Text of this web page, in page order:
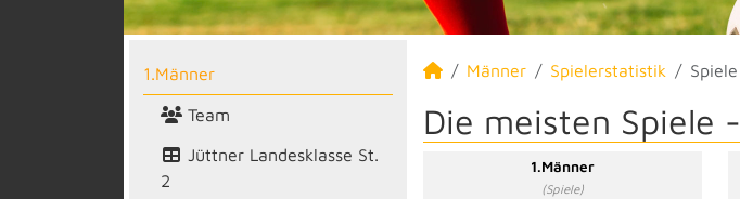
1.Männer
Team
Jüttner Landesklasse St.
2
Männer Spielerstatistik Spiele
Die meisten Spiele -
1.Männer
(Spiele)